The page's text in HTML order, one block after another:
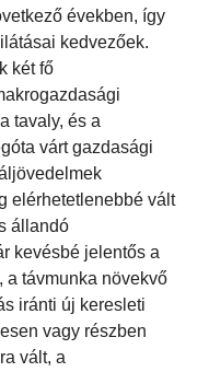
években, így
kedvezőek.
két fő
tavaly, és a
várt gazdasági
elérhetetlenebbé vált
állandó
kevésbé jelentős a
a távmunka növekvő
iránti új keresleti
vagy részben
vált, a